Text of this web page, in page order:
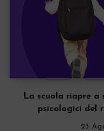
La scuola riapre a
psicologici del
23